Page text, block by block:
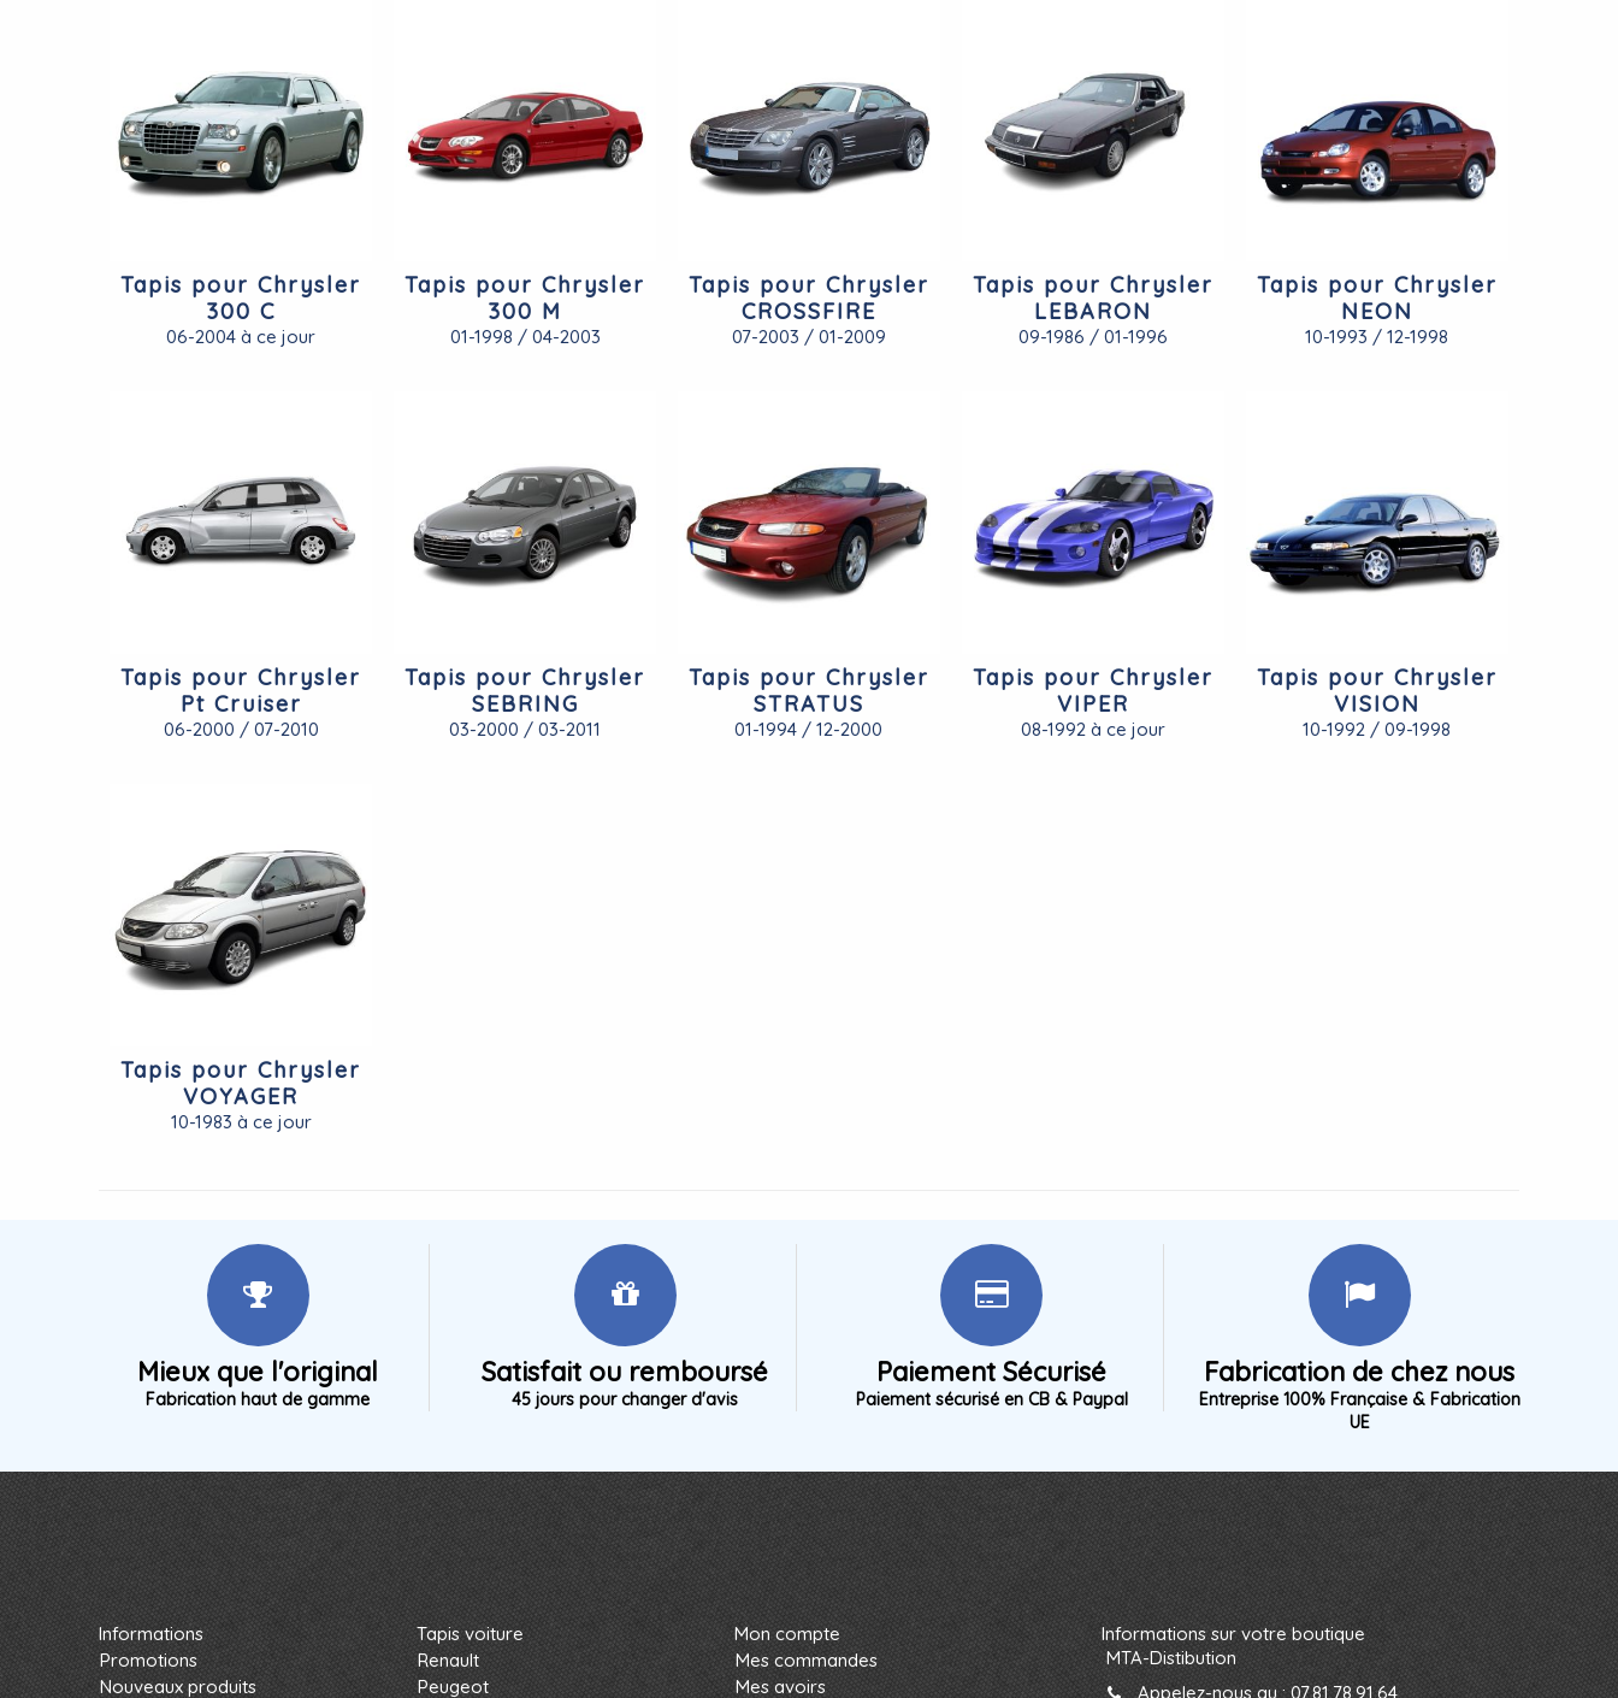
Tapis pour Chrysler
300 C
06-2004 à ce jour
Tapis pour Chrysler
300 M
01-1998 / 04-2003
Tapis pour Chrysler
CROSSFIRE
07-2003 / 01-2009
Tapis pour Chrysler
LEBARON
09-1986 / 01-1996
Tapis pour Chrysler
NEON
10-1993 / 12-1998
Tapis pour Chrysler
Pt Cruiser
06-2000 / 07-2010
Tapis pour Chrysler
SEBRING
03-2000 / 03-2011
Tapis pour Chrysler
STRATUS
01-1994 / 12-2000
Tapis pour Chrysler
VIPER
08-1992 à ce jour
Tapis pour Chrysler
VISION
10-1992 / 09-1998
Tapis pour Chrysler
VOYAGER
10-1983 à ce jour
Mieux que l'original
Fabrication haut de gamme
Satisfait ou remboursé
45 jours pour changer d'avis
Paiement Sécurisé
Paiement sécurisé en CB & Paypal
Fabrication de chez nous
Entreprise 100% Française & Fabrication
UE
Informations
Promotions
Nouveaux produits
Tapis voiture
Renault
Peugeot
Mon compte
Mes commandes
Mes avoirs
Informations sur votre boutique
MTA-Distibution
Appelez-nous au : 07.81.78.91.64